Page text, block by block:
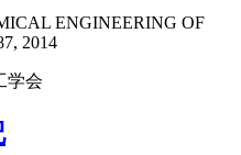
ENGINEERING OF
2014
学会